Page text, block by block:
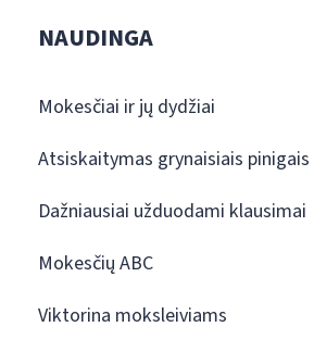
NAUDINGA
Mokesčiai ir jų dydžiai
Atsiskaitymas grynaisiais pinigais
Dažniausiai užduodami klausimai
Mokesčių ABC
Viktorina moksleiviams